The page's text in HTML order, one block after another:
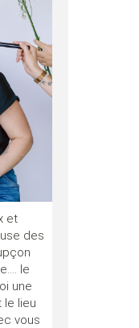
et
des
le
une
le lieu
vous